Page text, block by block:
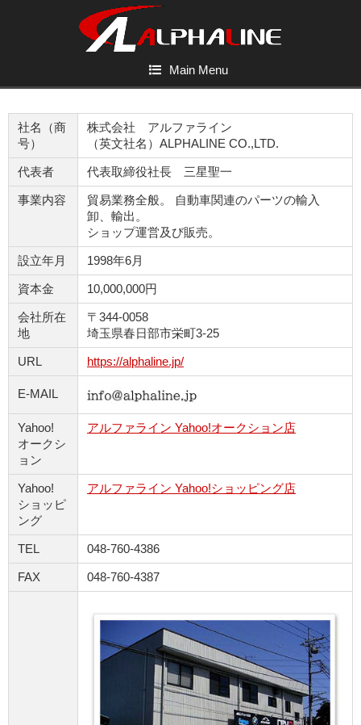
Main Menu
社名（商
号）
株式会社 アルファライン
（英文社名）ALPHALINE CO.,LTD.
代表者 代表取締役社長 三星聖一
事業内容
貿易業務全般。 自動車関連のパーツの輸入
卸、輸出。
ショップ運営及び販売。
設立年月 1998年6月
資本金 10,000,000円
会社所在
地
〒344-0058
埼玉県春日部市栄町3-25
URL https://alphaline.jp/
E-MAIL
Yahoo!
オークシ
ョン
アルファライン Yahoo!オークション店
Yahoo!
ショッピ
ング
アルファライン Yahoo!ショッピング店
TEL 048-760-4386
FAX 048-760-4387